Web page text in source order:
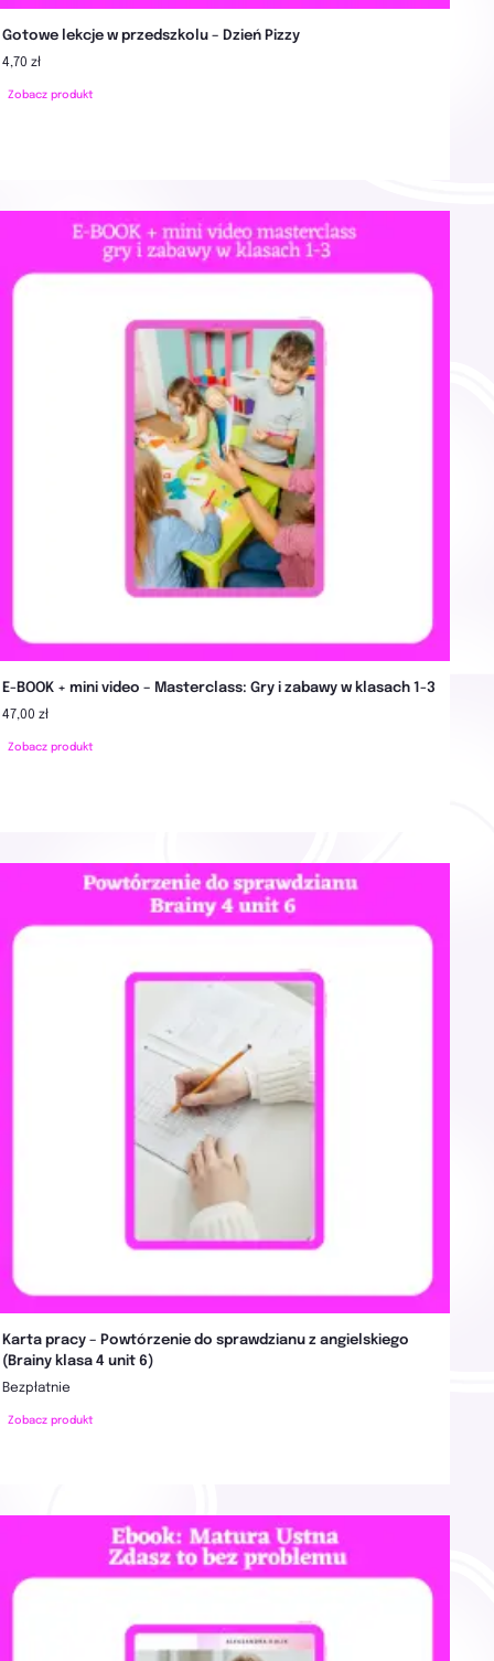
Gotowe lekcje w przedszkolu – Dzień Pizzy
4,70 zł
Zobacz produkt
E-BOOK + mini video – Masterclass: Gry i zabawy w klasach 1-3
47,00 zł
Zobacz produkt
Karta pracy – Powtórzenie do sprawdzianu z angielskiego
(Brainy klasa 4 unit 6)
Bezpłatnie
Zobacz produkt